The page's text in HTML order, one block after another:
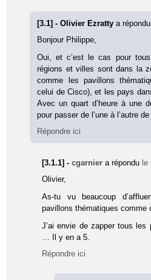
[3.1] - Olivier Ezrattya répondu
Bonjour Philippe,
Oui, et c’est le cas pour
régions et villes sont dans la
comme les pavillons
celui de Cisco), et les pays
Avec un quart d’heure à une
pour passer de l’une à l’autre
Répondre ici
[3.1.1] -cgarnier a répondu
Olivier,
As-tu vu beaucoup
pavillons thématiques comme
J’ai envie de zapper tous
… Il y en a 5.
Répondre ici